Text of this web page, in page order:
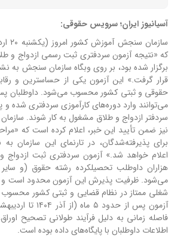
آسیانیوز ایران؛ سرویس حقوقی:
قرار گرفت.» این آزمون یکی از حساسترین و
حقوقی و ثبتی کشور محسوب می‌شود. داوطلبان پس
می‌توانند وارد دوره‌های کارآموزی سردفتری شده
سردفتر ازدواج و طلاق مشغول به کار شوند.
نیز ضمن تأیید این خبر، اعلام کرده است که
اعلام خواهد شد.» آزمون سردفتری ثبت ازدواج
هزاران داوطلب تحصیلکرده رشته حقوق (و سایر
می‌شود. ظرفیت پذیرش این آزمون محدود است
شغلی ممتاز در نظام قضایی و ثبتی کشور محسوب
فاصله زمانی به دلیل فرآیند طولانی تصحیح
اطلاعات داوطلبان با پایگاه‌های داده بوده است.